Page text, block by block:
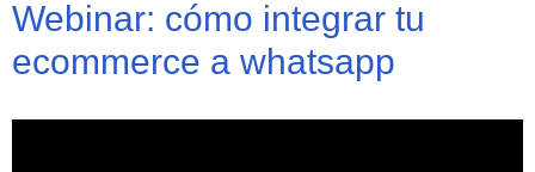
Webinar: cómo integrar tu
ecommerce a whatsapp